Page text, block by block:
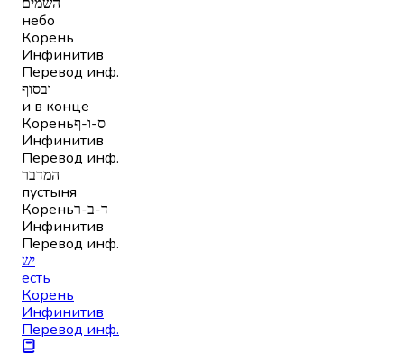
небо
Корень
Инфинитив
Перевод инф.
ובסוף
и в конце
Кореньס-ו-ף
Инфинитив
Перевод инф.
המדבר
пустыня
Кореньד-ב-ר
Инфинитив
Перевод инф.
יש
есть
Корень
Инфинитив
Перевод инф.